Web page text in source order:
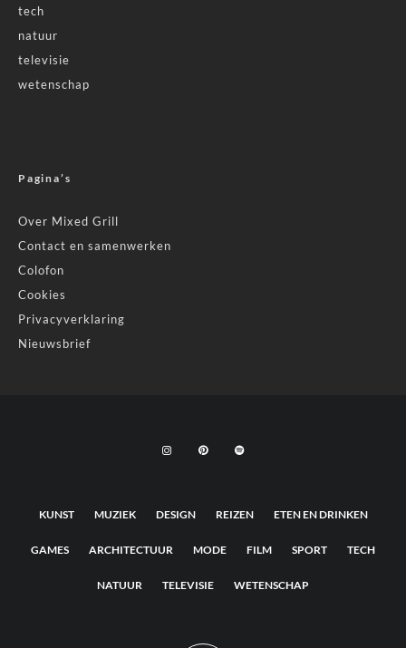
tech
natuur
televisie
wetenschap
Pagina’s
Over Mixed Grill
Contact en samenwerken
Colofon
Cookies
Privacyverklaring
Nieuwsbrief
KUNST MUZIEK DESIGN REIZEN ETEN EN DRINKEN
GAMES ARCHITECTUUR MODE FILM SPORT TECH
NATUUR TELEVISIE WETENSCHAP